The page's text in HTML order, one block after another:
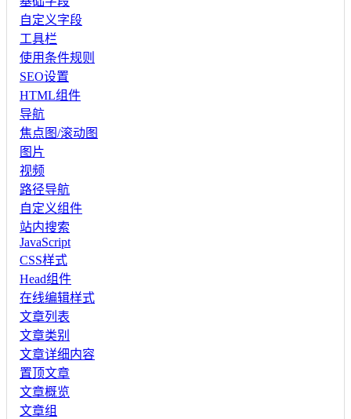
自定义字段
工具栏
使用条件规则
SEO设置
HTML组件
导航
焦点图/滚动图
图片
视频
路径导航
自定义组件
站内搜索
JavaScript
CSS样式
Head组件
在线编辑样式
文章列表
文章类别
文章详细内容
置顶文章
文章概览
文章组